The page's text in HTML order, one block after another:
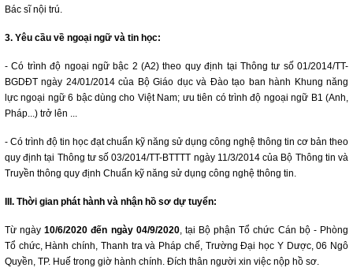
Bác sĩ nội trú.
3. Yêu cầu về ngoại ngữ và tin học:
- Có trình độ ngoại ngữ bậc 2 (A2) theo quy định tại Thông tư số 01/2014/TT-
BGDĐT ngày 24/01/2014 của Bộ Giáo dục và Đào tạo ban hành Khung năng
lực ngoại ngữ 6 bậc dùng cho Việt Nam; ưu tiên có trình độ ngoại ngữ B1 (Anh,
Pháp...) trở lên ...
- Có trình độ tin học đạt chuẩn kỹ năng sử dụng công nghệ thông tin cơ bản theo
quy định tại Thông tư số 03/2014/TT-BTTTT ngày 11/3/2014 của Bộ Thông tin và
Truyền thông quy định Chuẩn kỹ năng sử dụng công nghệ thông tin.
III. Thời gian phát hành và nhận hồ sơ dự tuyển:
Từ ngày10/6/2020 đến ngày 04/9/2020, tại Bộ phận Tổ chức Cán bộ - Phòng
Tổ chức, Hành chính, Thanh tra và Pháp chế, Trường Đại học Y Dược, 06 Ngô
Quyền, TP. Huế trong giờ hành chính. Đích thân người xin việc nộp hồ sơ.